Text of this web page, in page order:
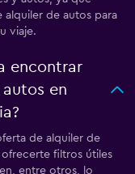
alquiler de autos para
viaje.
encontrar
en
de alquiler de
ofrecerte filtros útiles
entre otros, lo